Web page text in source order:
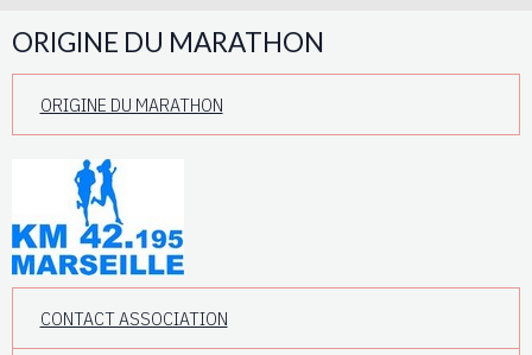
ORIGINE DU MARATHON
ORIGINE DU MARATHON
CONTACT ASSOCIATION